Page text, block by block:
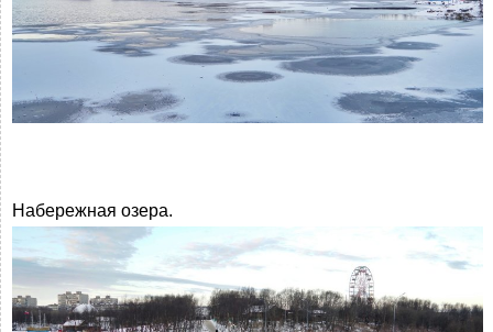
Набережная озера.